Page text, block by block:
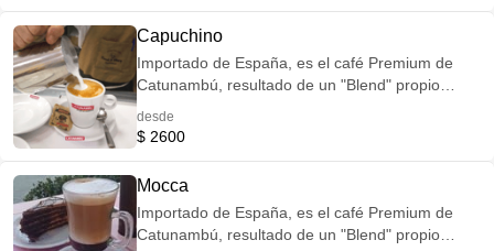
Capuchino
Importado de España, es el café Premium de
Catunambú, resultado de un "Blend" propio
Guatemala Volcán de Oro, Costa Rica Tarrazú,
espuma de leche.
desde
$ 2600
Mocca
Importado de España, es el café Premium de
Catunambú, resultado de un "Blend" propio